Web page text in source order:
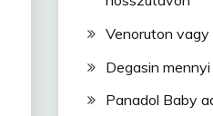
Venoruton
Degasin
Panadol Baby